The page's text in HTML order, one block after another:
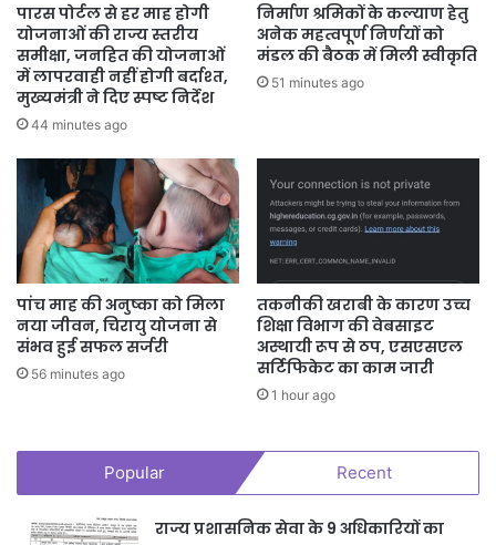
पारस पोर्टल से हर माह होगी
योजनाओं की राज्य स्तरीय
समीक्षा, जनहित की योजनाओं
में लापरवाही नहीं होगी बर्दाश्त,
मुख्यमंत्री ने दिए स्पष्ट निर्देश
44 minutes ago
निर्माण श्रमिकों के कल्याण हेतु
अनेक महत्वपूर्ण निर्णयों को
मंडल की बैठक में मिली स्वीकृति
51 minutes ago
पांच माह की अनुष्का को मिला
नया जीवन, चिरायु योजना से
संभव हुई सफल सर्जरी
56 minutes ago
तकनीकी खराबी के कारण उच्च
शिक्षा विभाग की वेबसाइट
अस्थायी रूप से ठप, एसएसएल
सर्टिफिकेट का काम जारी
1 hour ago
Popular Recent
राज्य प्रशासनिक सेवा के 9 अधिकारियों का